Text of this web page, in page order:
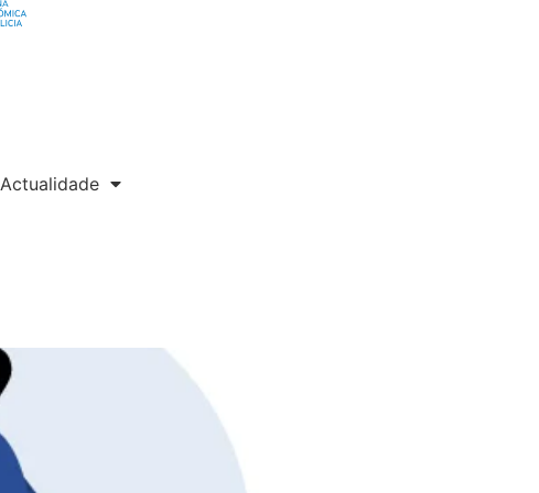
Actualidade